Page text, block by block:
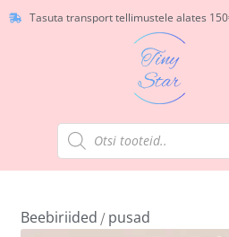
Tasuta transport tellimustele alates
Beebiriided / pusad